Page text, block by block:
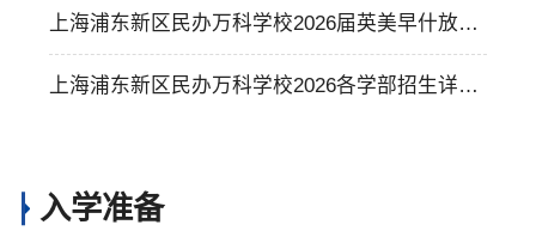
通道开启！
上海浦东新区民办万科学校2026届英美早什放榜
｜学校收获了哪些学校的offer？
上海浦东新区民办万科学校2026各学部招生详情
入学准备